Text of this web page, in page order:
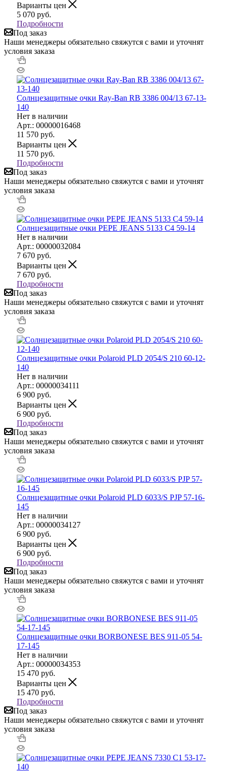
Варианты цен
5 070 руб.
Подробности
Под заказ
Наши менеджеры обязательно свяжутся с вами и уточнят
условия заказа
Солнцезащитные очки Ray-Ban RB 3386 004/13 67-13-
140
Нет в наличии
Арт.: 00000016468
11 570 руб.
Варианты цен
11 570 руб.
Подробности
Под заказ
Наши менеджеры обязательно свяжутся с вами и уточнят
условия заказа
Солнцезащитные очки PEPE JEANS 5133 C4 59-14
Нет в наличии
Арт.: 00000032084
7 670 руб.
Варианты цен
7 670 руб.
Подробности
Под заказ
Наши менеджеры обязательно свяжутся с вами и уточнят
условия заказа
Солнцезащитные очки Polaroid PLD 2054/S 210 60-12-
140
Нет в наличии
Арт.: 00000034111
6 900 руб.
Варианты цен
6 900 руб.
Подробности
Под заказ
Наши менеджеры обязательно свяжутся с вами и уточнят
условия заказа
Солнцезащитные очки Polaroid PLD 6033/S PJP 57-16-
145
Нет в наличии
Арт.: 00000034127
6 900 руб.
Варианты цен
6 900 руб.
Подробности
Под заказ
Наши менеджеры обязательно свяжутся с вами и уточнят
условия заказа
Солнцезащитные очки BORBONESE BES 911-05 54-
17-145
Нет в наличии
Арт.: 00000034353
15 470 руб.
Варианты цен
15 470 руб.
Подробности
Под заказ
Наши менеджеры обязательно свяжутся с вами и уточнят
условия заказа